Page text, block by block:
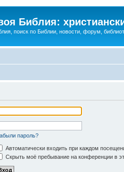
Библия:
поиск по Библии, новости, форум,
пароль?
Автоматически входить при каждом
Скрыть моё пребывание на конференции в